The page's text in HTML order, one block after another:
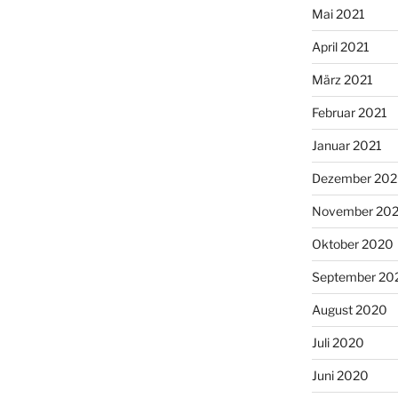
Mai 2021
April 2021
März 2021
Februar 2021
Januar 2021
Dezember
November
Oktober 2020
September
August 2020
Juli 2020
Juni 2020